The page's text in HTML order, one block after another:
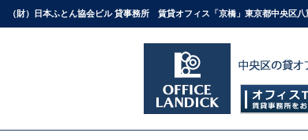
（財）日本ふとん協会ビル 貸事務所 賃貸オフィス「京橋」東京都中央区